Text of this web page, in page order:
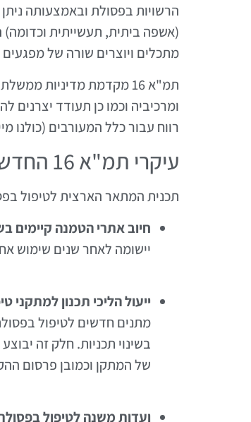
הרשויות בפסולת ובאמצעותה
(אשפה ביתית, תעשייתית
מתכלים ויוצרים שורה של מפגעים
תמ"א 16 מקדמת
רווח עבור כלל המעורבים (כולנו
עיקרי תמ"א 16 החדשה
תכנית המתאר הארצית לטיפול
חיוב אתרי הטמנה קיימים
יישומה לאחר שנים שימוש
ייעול הליכי תכנון
מתנים חדשים לטיפול
בשינוי תכניות. חלק זה
של המתקן וכמובן פרסום
ועדות משנה לטיפול